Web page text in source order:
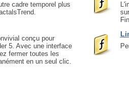
cadre temporel plus
conçu pour
5. Avec une interface
fermer toutes les
en un seul clic.